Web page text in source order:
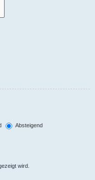
Absteigend
wird.